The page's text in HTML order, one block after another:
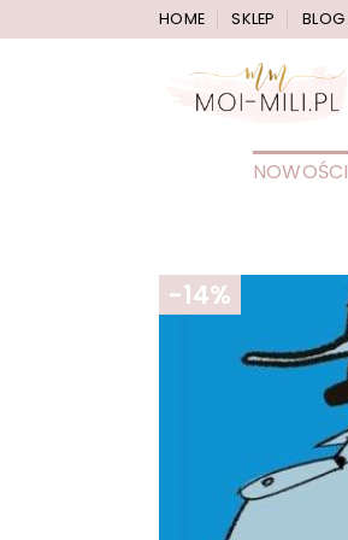
do
HOME SKLEP BLOG
NOWOŚCI
-14%